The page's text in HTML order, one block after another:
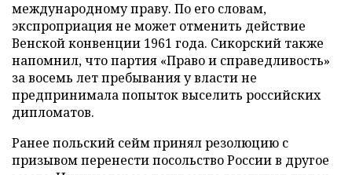
международному праву. По его словам,
экспроприация не может отменить действие
Венской конвенции 1961 года. Сикорский также
напомнил, что партия «Право и справедливость»
за восемь лет пребывания у власти не
предпринимала попыток выселить российских
дипломатов.
Ранее польский сейм принял резолюцию с
призывом перенести посольство России в другое